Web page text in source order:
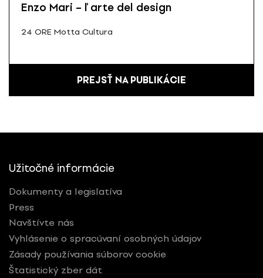
Enzo Mari – ľ arte del design
24 ORE Motta Cultura
PREJSŤ NA PUBLIKÁCIE
Užitočné informácie
Dokumenty a legislatíva
Press
Navštívte nás
Vyhlásenie o spracúvaní osobných údajov
Zásady používania súborov cookie
Štatistický zber dát